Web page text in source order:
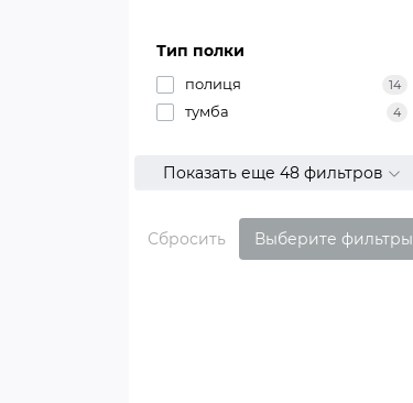
Тип полки
полиця 14
тумба 4
Показать еще 48 фильтров
Сбросить Выберите фильтры